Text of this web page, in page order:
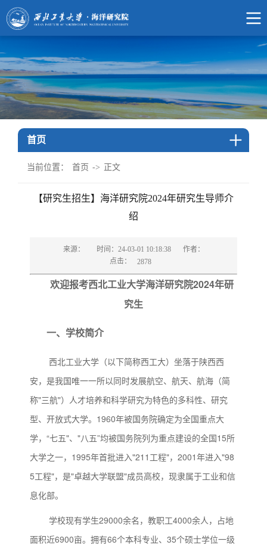
首页
当前位置： 首页 -> 正文
【研究生招生】海洋研究院2024年研究生导师介
绍
来源： 时间：24-03-01 10:18:38
作者：
点击：
2878
欢迎报考西北工业大学海洋研究院2024年研
究生
一、学校简介
西北工业大学（以下简称西工大）坐落于陕西西
安，是我国唯一一所以同时发展航空、航天、航海（简
称"三航"）人才培养和科学研究为特色的多科性、研究
型、开放式大学。1960年被国务院确定为全国重点大
学，“七五"、"八五”均被国务院列为重点建设的全国15所
大学之一，1995年首批进入"211工程"，2001年进入"98
5工程"，是"卓越大学联盟"成员高校，现隶属于工业和信
息化部。
学校现有学生29000余名，教职工4000余人，占地
面积近6900亩。拥有66个本科专业、35个硕士学位一级